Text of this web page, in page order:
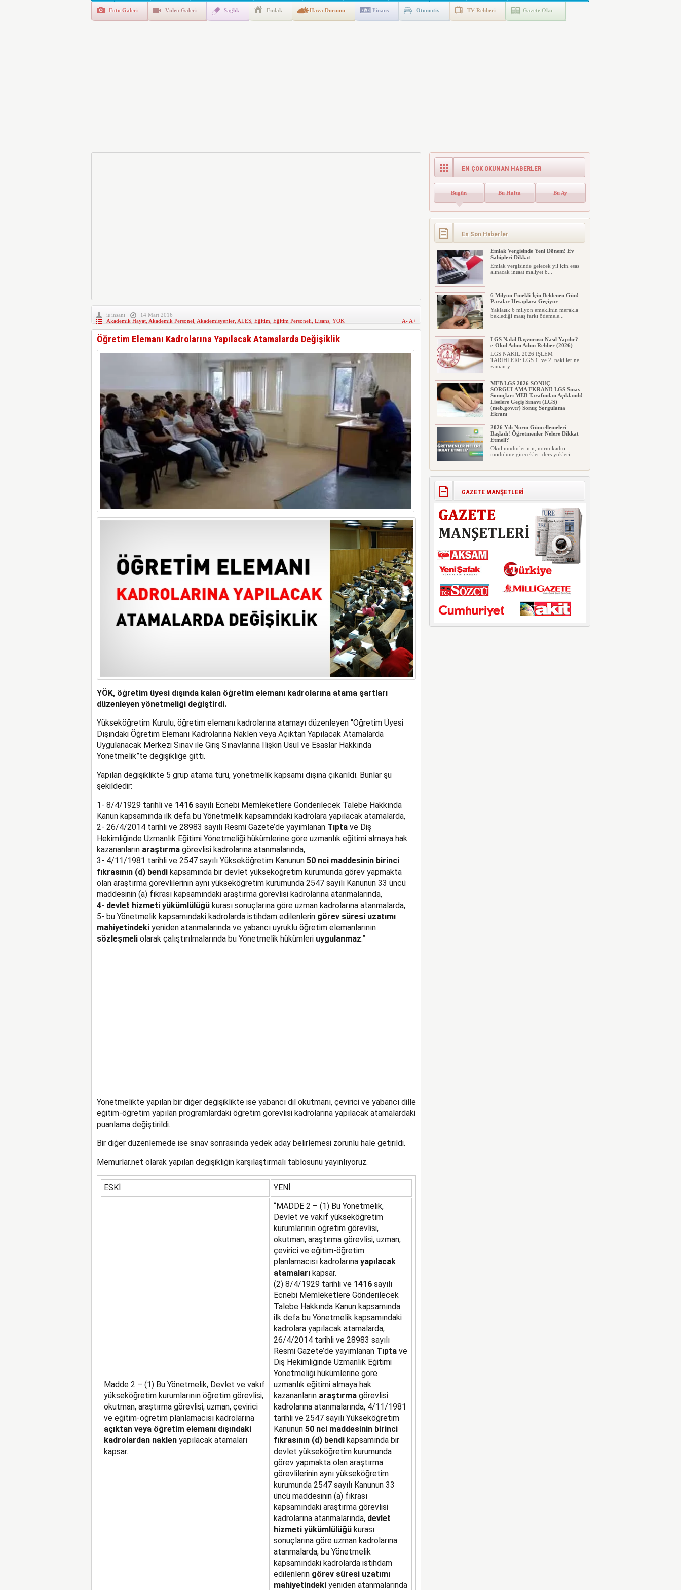
Polis Akademisi İç Güvenlik Fakültesine 350 Öğrenci Alınacak
Foto Galeri Video Galeri Sağlık Emlak Hava Durumu Finans Otomotiv TV Rehberi Gazete Oku
iş insanı
14 Mart 2016
Akademik Hayat, Akademik Personel Akademisyenler, ALES, Eğitim Eğitim Personeli Lisans, YÖK A- A+
Öğretim Elemanı Kadrolarına Yapılacak Atamalarda Değişiklik
YÖK, öğretim üyesi dışında kalan öğretim elemanı kadrolarına atama şartları
düzenleyen yönetmeliği değiştirdi.
Yükseköğretim Kurulu, öğretim elemanı kadrolarına atamayı düzenleyen “Öğretim Üyesi
Dışındaki Öğretim Elemanı Kadrolarına Naklen veya Açıktan Yapılacak Atamalarda
Uygulanacak Merkezi Sınav ile Giriş Sınavlarına İlişkin Usul ve Esaslar Hakkında
Yönetmelik”te değişikliğe gitti.
Yapılan değişiklikte 5 grup atama türü, yönetmelik kapsamı dışına çıkarıldı. Bunlar şu
şekildedir:
1- 8/4/1929 tarihli ve 1416sayılı Ecnebi Memleketlere Gönderilecek Talebe Hakkında
Kanun kapsamında ilk defa bu Yönetmelik kapsamındaki kadrolara yapılacak atamalarda,
2- 26/4/2014 tarihli ve 28983 sayılı Resmi Gazete’de yayımlanan Tıptave Diş
Hekimliğinde Uzmanlık Eğitimi Yönetmeliği hükümlerine göre uzmanlık eğitimi almaya hak
kazananların araştırmagörevlisi kadrolarına atanmalarında,
3- 4/11/1981 tarihli ve 2547 sayılı Yükseköğretim Kanunun50 nci maddesinin birinci
fıkrasının (d) bendikapsamında bir devlet yükseköğretim kurumunda görev yapmakta
olan araştırma görevlilerinin aynı yükseköğretim kurumunda 2547 sayılı Kanunun 33 üncü
maddesinin (a) fıkrası kapsamındaki araştırma görevlisi kadrolarına atanmalarında,
4- devlet hizmeti yükümlülüğükurası sonuçlarına göre uzman kadrolarına atanmalarda,
5- bu Yönetmelik kapsamındaki kadrolarda istihdam edilenleringörev süresi uzatımı
mahiyetindeki yeniden atanmalarında ve yabancı uyruklu öğretim elemanlarının
sözleşmeliolarak çalıştırılmalarında bu Yönetmelik hükümleri uygulanmaz.”
Yönetmelikte yapılan bir diğer değişiklikte ise yabancı dil okutmanı, çevirici ve yabancı dille
eğitim-öğretim yapılan programlardaki öğretim görevlisi kadrolarına yapılacak atamalardaki
puanlama değiştirildi.
Bir diğer düzenlemede ise sınav sonrasında yedek aday belirlemesi zorunlu hale getirildi.
Memurlar.net olarak yapılan değişikliğin karşılaştırmalı tablosunu yayınlıyoruz.
ESKİ YENİ
Madde 2 – (1) Bu Yönetmelik, Devlet ve vakıf
yükseköğretim kurumlarının öğretim görevlisi,
okutman, araştırma görevlisi, uzman, çevirici
ve eğitim-öğretim planlamacısı kadrolarına
açıktan veya öğretim elemanı dışındaki
kadrolardan naklenyapılacak atamaları
kapsar.
“MADDE 2 – (1) Bu Yönetmelik,
Devlet ve vakıf yükseköğretim
kurumlarının öğretim görevlisi,
okutman, araştırma görevlisi, uzman,
çevirici ve eğitim-öğretim
planlamacısı kadrolarınayapılacak
atamalarıkapsar.
(2) 8/4/1929 tarihli ve 1416sayılı
Ecnebi Memleketlere Gönderilecek
Talebe Hakkında Kanun kapsamında
ilk defa bu Yönetmelik kapsamındaki
kadrolara yapılacak atamalarda,
26/4/2014 tarihli ve 28983 sayılı
Resmi Gazete’de yayımlanan Tıptave
Diş Hekimliğinde Uzmanlık Eğitimi
Yönetmeliği hükümlerine göre
uzmanlık eğitimi almaya hak
kazananların araştırmagörevlisi
kadrolarına atanmalarında, 4/11/1981
tarihli ve 2547 sayılı Yükseköğretim
Kanunun50 nci maddesinin birinci
fıkrasının (d) bendikapsamında bir
devlet yükseköğretim kurumunda
görev yapmakta olan araştırma
görevlilerinin aynı yükseköğretim
kurumunda 2547 sayılı Kanunun 33
üncü maddesinin (a) fıkrası
kapsamındaki araştırma görevlisi
kadrolarına atanmalarında, devlet
hizmeti yükümlülüğükurası
sonuçlarına göre uzman kadrolarına
atanmalarda, bu Yönetmelik
kapsamındaki kadrolarda istihdam
edilenleringörev süresi uzatımı
mahiyetindeki yeniden atanmalarında
EN ÇOK OKUNAN HABERLER
Bugün Bu Hafta Bu Ay
En Son Haberler
Emlak Vergisinde Yeni Dönem! Ev
Sahipleri Dikkat
Emlak vergisinde gelecek yıl için esas
alınacak inşaat maliyet b...
6 Milyon Emekli İçin Beklenen Gün!
Paralar Hesaplara Geçiyor
Yaklaşık 6 milyon emeklinin merakla
beklediği maaş farkı ödemele...
LGS Nakil Başvurusu Nasıl Yapılır?
e-Okul Adım Adım Rehber (2026)
LGS NAKİL 2026 İŞLEM
TARİHLERİ: LGS 1. ve 2. nakiller ne
zaman y...
MEB LGS 2026 SONUÇ
SORGULAMA EKRANI! LGS Sınav
Sonuçları MEB Tarafından Açıklandı!
Liselere Geçiş Sınavı (LGS)
(meb.gov.tr) Sonuç Sorgulama
Ekranı
Milyonlarca öğrenci için ...
2026 Yılı Norm Güncellemeleri
Başladı! Öğretmenler Nelere Dikkat
Etmeli?
Okul müdürlerinin, norm kadro
modülüne girecekleri ders yükleri ...
Polis Akademisi İç Güvenlik
Fakültesine 350 Öğrenci Alınacak
Güvenlik Fakültesi'ne 2026 yıl...
E-Devlet Unutulan Para Sorgulaması
Başladı: Unuttuğunuz Paralar
Ortaya Çıkabilir, Mirasçıları da
İlgilendiriyor
Dijital ödeme alışkanlıklarının
yaygınlaşmasıyla birlikte elektr...
İşte Okullarda Öğrencilerin
Kıyafet/Formalarının Belirlenmesine
Dair Usul ve Esaslar
Genel Müdürlüğü 22.07.2026 ...
Motorine Gece Yarısı Büyük İndirim
ABD-İran arasında yeniden diplomasi
yürütüleceği sinyallerinin p...
GAZETE MANŞETLERİ